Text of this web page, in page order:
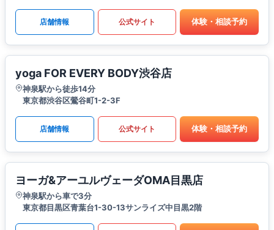
店舗情報 公式サイト 体験・相談予約
yoga FOR EVERY BODY渋谷店
神泉駅から徒歩14分
東京都渋谷区鶯谷町1-2-3F
店舗情報 公式サイト 体験・相談予約
ヨーガ&アーユルヴェーダOMA目黒店
神泉駅から車で3分
東京都目黒区青葉台1-30-13サンライズ中目黒2階